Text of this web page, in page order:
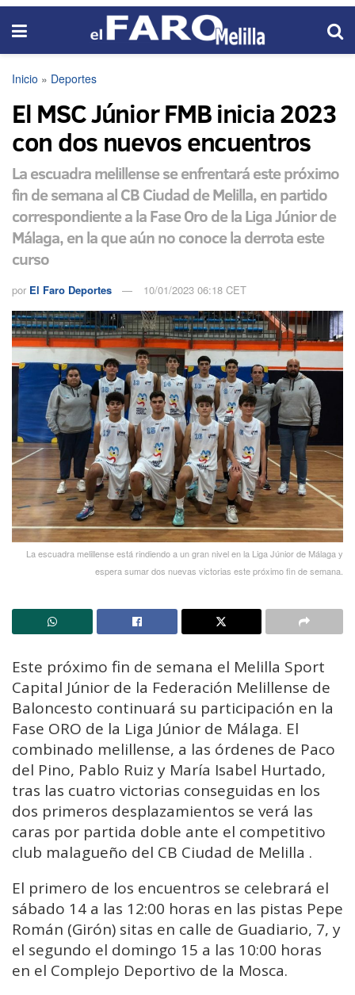
Inicio » Deportes
El MSC Júnior FMB inicia 2023
con dos nuevos encuentros
La escuadra melillense se enfrentará este próximo
fin de semana al CB Ciudad de Melilla, en partido
correspondiente a la Fase Oro de la Liga Júnior de
Málaga, en la que aún no conoce la derrota este
curso
por El Faro Deportes 10/01/2023 06:18 CET
La escuadra melillense está rindiendo a un gran nivel en la Liga Júnior de Málaga y
espera sumar dos nuevas victorias este próximo fin de semana.
Este próximo fin de semana el Melilla Sport
Capital Júnior de la Federación Melillense de
Baloncesto continuará su participación en la
Fase ORO de la Liga Júnior de Málaga. El
combinado melillense, a las órdenes de Paco
del Pino, Pablo Ruiz y María Isabel Hurtado,
tras las cuatro victorias conseguidas en los
dos primeros desplazamientos se verá las
caras por partida doble ante el competitivo
club malagueño del CB Ciudad de Melilla .
El primero de los encuentros se celebrará el
sábado 14 a las 12:00 horas en las pistas Pepe
Román (Girón) sitas en calle de Guadiario, 7, y
el segundo el domingo 15 a las 10:00 horas
en el Complejo Deportivo de la Mosca.